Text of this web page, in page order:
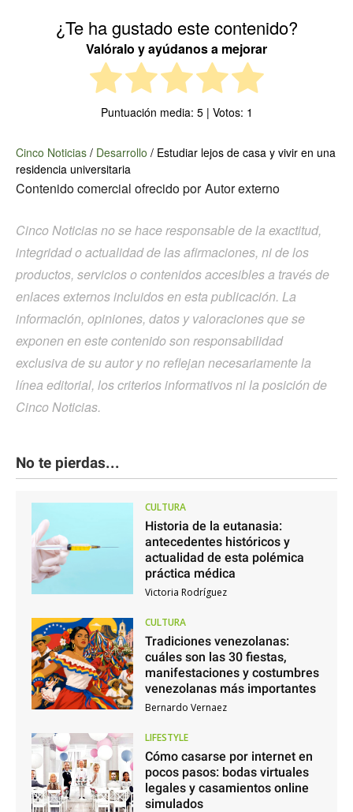
¿Te ha gustado este contenido?
Valóralo y ayúdanos a mejorar
Puntuación media: 5| Votos: 1
Cinco Noticias / Desarrollo / Estudiar lejos de casa y vivir en una
residencia universitaria
Contenido comercial ofrecido por Autor externo
Cinco Noticias no se hace responsable de la exactitud,
integridad o actualidad de las afirmaciones, ni de los
productos, servicios o contenidos accesibles a través de
enlaces externos incluidos en esta publicación. La
información, opiniones, datos y valoraciones que se
exponen en este contenido son responsabilidad
exclusiva de su autor y no reflejan necesariamente la
línea editorial, los criterios informativos ni la posición de
Cinco Noticias.
No te pierdas...
CULTURA
Historia de la eutanasia:
antecedentes históricos y
actualidad de esta polémica
práctica médica
Victoria Rodríguez
CULTURA
Tradiciones venezolanas:
cuáles son las 30 fiestas,
manifestaciones y costumbres
venezolanas más importantes
Bernardo Vernaez
LIFESTYLE
Cómo casarse por internet en
pocos pasos: bodas virtuales
legales y casamientos online
simulados